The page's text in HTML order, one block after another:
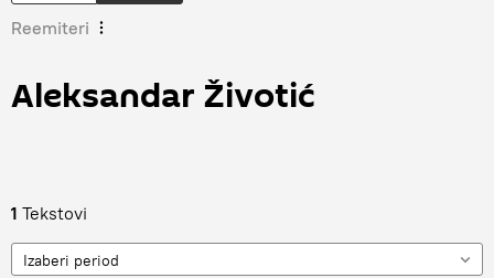
Reemiteri
Aleksandar Životić
1 Tekstovi
Izaberi period